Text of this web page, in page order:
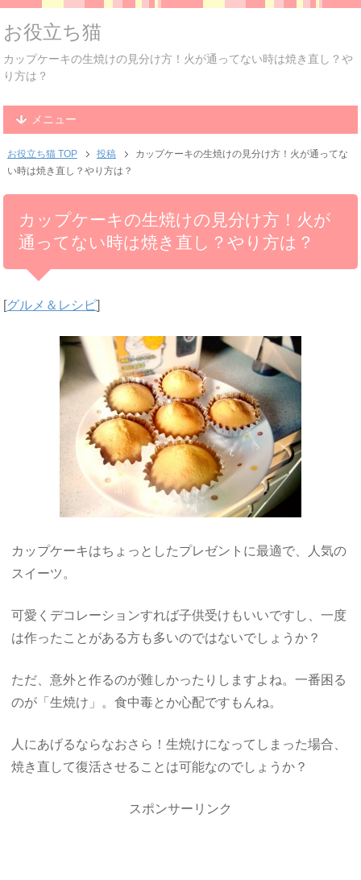
お役立ち猫
カップケーキの生焼けの見分け方！火が通ってない時は焼き直し？や
り方は？
メニュー
お役立ち猫 TOP 投稿
カップケーキの生焼けの見分け方！火が通ってな
い時は焼き直し？やり方は？
カップケーキの生焼けの見分け方！火が
通ってない時は焼き直し？やり方は？
[グルメ＆レシピ]
カップケーキはちょっとしたプレゼントに最適で、人気の
スイーツ。
可愛くデコレーションすれば子供受けもいいですし、一度
は作ったことがある方も多いのではないでしょうか？
ただ、意外と作るのが難しかったりしますよね。一番困る
のが「生焼け」。食中毒とか心配ですもんね。
人にあげるならなおさら！生焼けになってしまった場合、
焼き直して復活させることは可能なのでしょうか？
スポンサーリンク